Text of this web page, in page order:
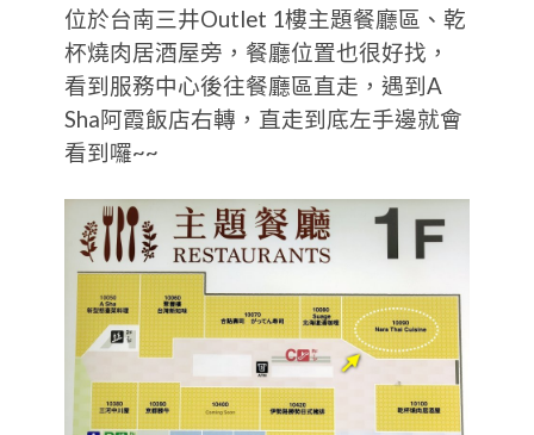
位於台南三井Outlet 1樓主題餐廳區、乾
杯燒肉居酒屋旁，餐廳位置也很好找，
看到服務中心後往餐廳區直走，遇到A
Sha阿霞飯店右轉，直走到底左手邊就會
看到囉~~